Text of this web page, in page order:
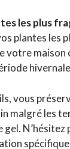
les plus
plantes les
votre maison
vous
malgré les
N’hésitez